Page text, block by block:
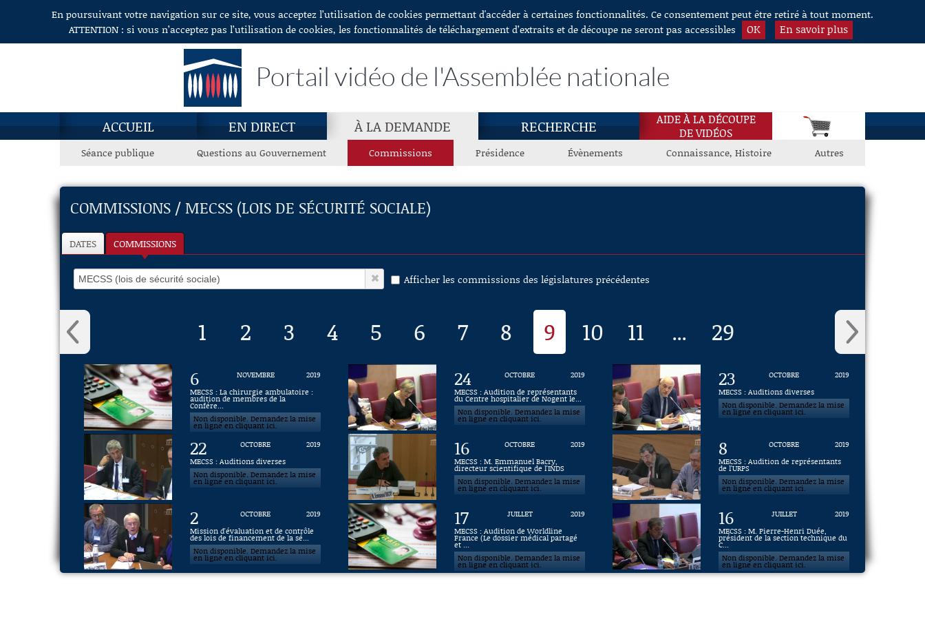
Aller au contenuEn poursuivant votre navigation sur ce site, vous acceptez l’utilisation de cookies permettant d'accéder à certaines fonctionnalités. Ce consentement peut être retiré à tout moment.
ATTENTION : si vous n’acceptez pas l’utilisation de cookies, les fonctionnalités de téléchargement d’extraits et de découpe ne seront pas accessibles
OK En savoir plus
Portail vidéo de l'Assemblée nationale
ACCUEIL EN DIRECT À LA DEMANDE RECHERCHE
AIDE À LA DÉCOUPE
DE VIDÉOS
Séance publique Questions au Gouvernement Commissions Présidence Évènements Connaissance, Histoire Autres
COMMISSIONS / MECSS (LOIS DE SÉCURITÉ SOCIALE)
DATES COMMISSIONS
Afficher les commissions des législatures précédentes
1 2 3 4 5 6 7 8 9 10 11 ... 29
6 NOVEMBRE
2019
MECSS : La chirurgie ambulatoire :
audition de membres de la
Confére...
Non disponible. Demandez la mise
en ligne en cliquant ici.
24 OCTOBRE
2019
MECSS : Audition de représentants
du Centre hospitalier de Nogent le...
Non disponible. Demandez la mise
en ligne en cliquant ici.
23 OCTOBRE
2019
MECSS : Auditions diverses
Non disponible. Demandez la mise
en ligne en cliquant ici.
22 OCTOBRE
2019
MECSS : Auditions diverses
Non disponible. Demandez la mise
en ligne en cliquant ici.
16 OCTOBRE
2019
MECSS : M. Emmanuel Bacry,
directeur scientifique de l'INDS
Non disponible. Demandez la mise
en ligne en cliquant ici.
8 OCTOBRE
2019
MECSS : Audition de représentants
de l'URPS
Non disponible. Demandez la mise
en ligne en cliquant ici.
2 OCTOBRE
2019
Mission d'évaluation et de contrôle
des lois de financement de la sé...
Non disponible. Demandez la mise
en ligne en cliquant ici.
17 JUILLET
2019
MECSS : Audition de Worldline
France (Le dossier médical partagé
et ...
Non disponible. Demandez la mise
en ligne en cliquant ici.
16 JUILLET
2019
MECSS : M. Pierre-Henri Duée,
président de la section technique du
C...
Non disponible. Demandez la mise
en ligne en cliquant ici.